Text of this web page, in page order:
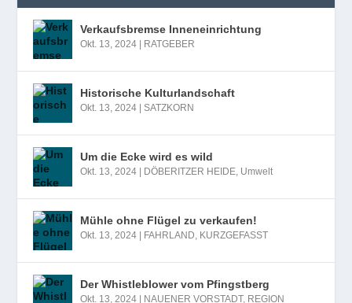
Verkaufsbremse Inneneinrichtung
Okt. 13, 2024 RATGEBER
Historische Kulturlandschaft
Okt. 13, 2024 |SATZKORN
Um die Ecke wird es wild
Okt. 13, 2024 DÖBERITZER HEIDE, Umwelt
Mühle ohne Flügel zu verkaufen!
Okt. 13, 2024 FAHRLAND, KURZGEFASST
Der Whistleblower vom Pfingstberg
Okt. 13, 2024 NAUENER VORSTADT, REGION